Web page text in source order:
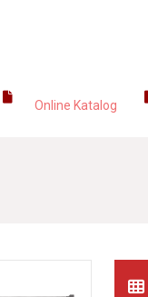
Online Katalog